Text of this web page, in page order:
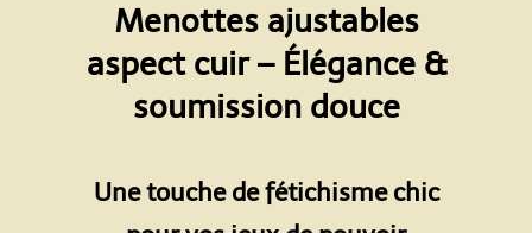
Menottes ajustables
aspect cuir – Élégance &
soumission douce
Une touche de fétichisme chic